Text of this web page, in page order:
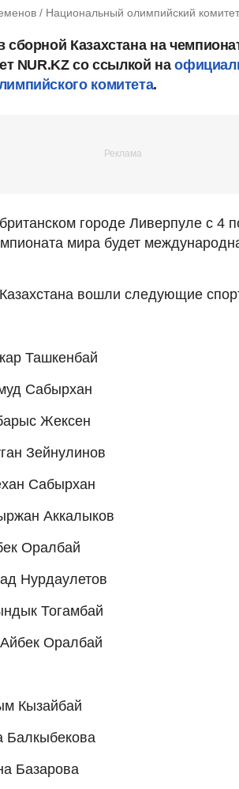
/ Национальный олимпийский
сборной Казахстана на
NUR.KZ со ссылкой на
комитета.
городе Ливерпуле с 4
мира будет
вошли следующие
Ташкенбай
Сабырхан
Жексен
Зейнулинов
Сабырхан
Аккалыков
Оралбай
Нурдаулетов
Тогамбай
Оралбай
Кызайбай
Балкыбекова
Базарова